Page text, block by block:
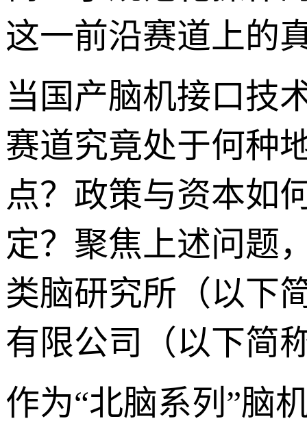
这一前沿赛道上的
当国产脑机接口技
赛道究竟处于何种
点？政策与资本如
定？聚焦上述问题
类脑研究所（以下
有限公司（以下简
作为“北脑系列”脑